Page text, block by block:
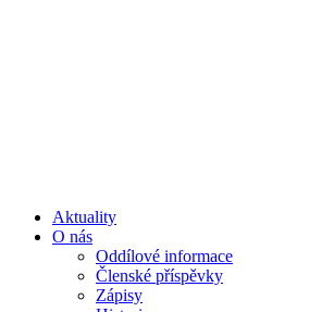
Aktuality
O nás
Oddílové informace
Členské příspěvky
Zápisy